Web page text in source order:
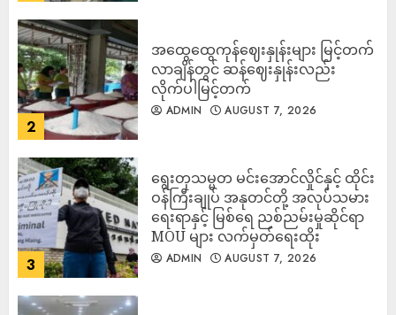
2
အထွေထွေကုန်ဈေးနှုန်းများ မြင့်တက်
လာချိန်တွင် ဆန်ဈေးနှုန်းလည်း
လိုက်ပါမြင့်တက်
ADMIN AUGUST 7, 2026
3
ရွေးတုသမ္မတ မင်းအောင်လှိုင်နှင့် ထိုင်း
ဝန်ကြီးချုပ် အနုတင်တို့ အလုပ်သမား
ရေးရာနှင့် မြစ်ရေ ညစ်ညမ်းမှုဆိုင်ရာ
MOU များ လက်မှတ်ရေးထိုး
ADMIN AUGUST 7, 2026